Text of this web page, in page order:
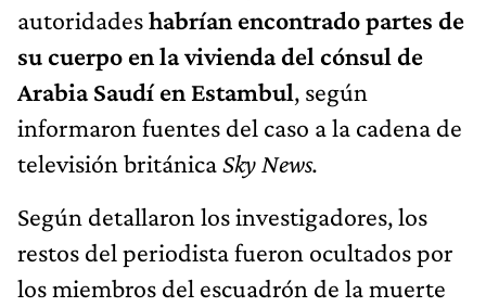
autoridadeshabrían encontrado partes de
su cuerpo en la vivienda del cónsul de
Arabia Saudí en Estambul, según
informaron fuentes del caso a la cadena de
televisión británicaSky News.
Según detallaron los investigadores, los
restos del periodista fueron ocultados por
los miembros del escuadrón de la muerte